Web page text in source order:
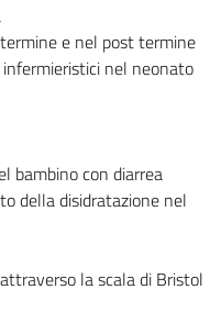
e nel post termine
infermieristici nel neonato
bambino con diarrea
della disidratazione nel
attraverso la scala di Bristol